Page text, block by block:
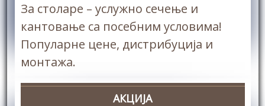
За столаре – услужно сечење и
кантовање са посебним условима!
Популарне цене, дистрибуција и
монтажа.
АКЦИЈА